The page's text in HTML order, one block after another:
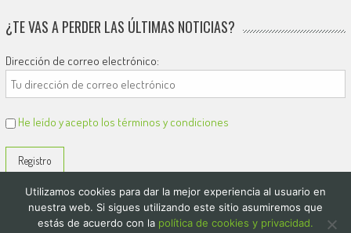
¿TE VAS A PERDER LAS ÚLTIMAS NOTICIAS?
Dirección de correo electrónico:
He leído y acepto los términos y condiciones
Utilizamos cookies para dar la mejor experiencia al usuario en
nuestra web. Si sigues utilizando este sitio asumiremos que
estás de acuerdo con la política de cookies y privacidad.